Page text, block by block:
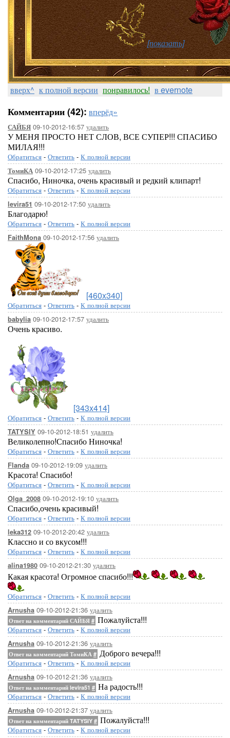
[показать]
вверх^ к полной версии понравилось! в evernote
Комментарии (42): вперёд»
САЙБЯ 09-10-2012-16:57 удалить
У МЕНЯ ПРОСТО НЕТ СЛОВ, ВСЕ СУПЕР!!! СПАСИБО
МИЛАЯ!!!
Обратиться - Ответить - К полной версии
ТомиКА 09-10-2012-17:25 удалить
Спасибо, Ниночка, очень красивый и редкий клипарт!
Обратиться - Ответить - К полной версии
levira51 09-10-2012-17:50 удалить
Благодарю!
Обратиться - Ответить - К полной версии
FaithMona 09-10-2012-17:56 удалить
[460x340]
Обратиться - Ответить - К полной версии
babylia 09-10-2012-17:57 удалить
Очень красиво.
[343x414]
Обратиться - Ответить - К полной версии
TATYSIY 09-10-2012-18:51 удалить
Великолепно!Спасибо Ниночка!
Обратиться - Ответить - К полной версии
Flanda 09-10-2012-19:09 удалить
Красота! Спасибо!
Обратиться - Ответить - К полной версии
Olga_2008 09-10-2012-19:10 удалить
Спасибо,очень красивый!
Обратиться - Ответить - К полной версии
leka312 09-10-2012-20:42 удалить
Классно и со вкусом!!!
Обратиться - Ответить - К полной версии
alina1980 09-10-2012-21:30 удалить
Какая красота! Огромное спасибо!!!
Обратиться - Ответить - К полной версии
Arnusha 09-10-2012-21:36 удалить
Ответ на комментарий САЙБЯ # Пожалуйста!!!
Обратиться - Ответить - К полной версии
Arnusha 09-10-2012-21:36 удалить
Ответ на комментарий ТомиКА # Доброго вечера!!!
Обратиться - Ответить - К полной версии
Arnusha 09-10-2012-21:36 удалить
Ответ на комментарий levira51 # На радость!!!
Обратиться - Ответить - К полной версии
Arnusha 09-10-2012-21:37 удалить
Ответ на комментарий TATYSIY # Пожалуйста!!!
Обратиться - Ответить - К полной версии